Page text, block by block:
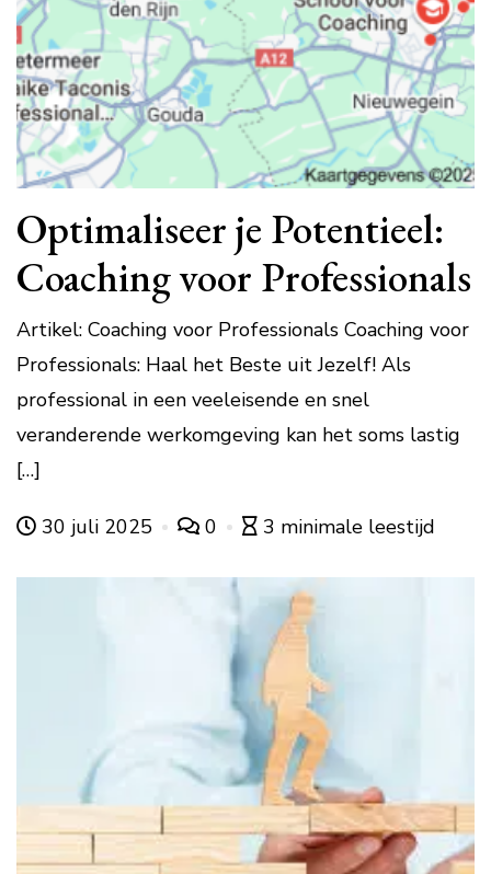
Optimaliseer je Potentieel:
Coaching voor Professionals
Artikel: Coaching voor Professionals Coaching voor
Professionals: Haal het Beste uit Jezelf! Als
professional in een veeleisende en snel
veranderende werkomgeving kan het soms lastig
[…]
30 juli 2025 0 3 minimale leestijd